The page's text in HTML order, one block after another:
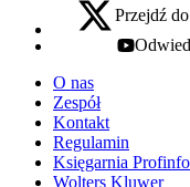
x - otwiera się w
Przejdź
youtube -
O nas
Zespół
Kontakt
Regulamin
Księgarnia
Wolters Kluwer